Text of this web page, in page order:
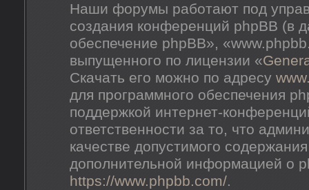
Наши форумы работают под
создания конференций phpBB (в
обеспечение phpBB»,
выпущенного по лицензии «
Скачать его можно по адресу
для программного обеспечения
поддержкой интернет-
ответственности за то, что
качестве допустимого
дополнительной информацией о
https://www.phpbb.com/.